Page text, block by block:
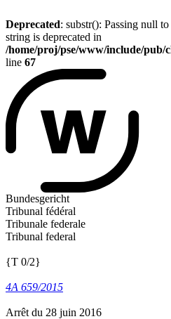
Deprecated: substr(): Passing null
string is deprecated in
/home/proj/pse/www/include/pub/
line 67
Bundesgericht
Tribunal fédéral
Tribunale federale
Tribunal federal
{T 0/2}
4A 659/2015
Arrêt du 28 juin 2016